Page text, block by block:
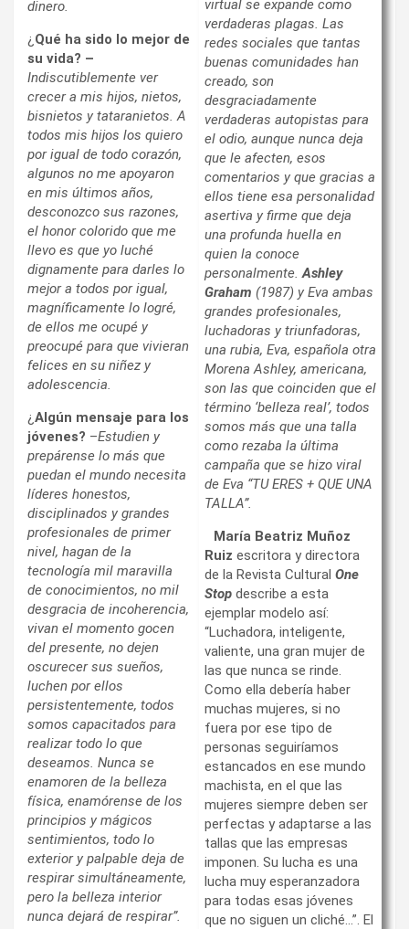
virtual se expande como
verdaderas plagas. Las
redes sociales que tantas
buenas comunidades han
creado, son
desgraciadamente
verdaderas autopistas para
el odio, aunque nunca deja
que le afecten, esos
comentarios y que gracias a
ellos tiene esa personalidad
asertiva y firme que deja
una profunda huella en
quien la conoce
personalmente.Ashley
Graham (1987) y Eva ambas
grandes profesionales,
luchadoras y triunfadoras,
una rubia, Eva, española otra
Morena Ashley, americana,
son las que coinciden que el
término ‘belleza real’, todos
somos más que una talla
como rezaba la última
campaña que se hizo viral
de Eva “TU ERES + QUE UNA
TALLA”.
María Beatriz Muñoz
Ruiz escritora y directora
de la Revista Cultural One
Stop describe a esta
ejemplar modelo así:
“Luchadora, inteligente,
valiente, una gran mujer de
las que nunca se rinde.
Como ella debería haber
muchas mujeres, si no
fuera por ese tipo de
personas seguiríamos
estancados en ese mundo
machista, en el que las
mujeres siempre deben ser
perfectas y adaptarse a las
tallas que las empresas
imponen. Su lucha es una
lucha muy esperanzadora
para todas esas jóvenes
que no siguen un cliché…”. El
dinero.
¿ Qué ha sido lo mejor de
su vida? –
Indiscutiblemente ver
crecer a mis hijos, nietos,
bisnietos y tataranietos. A
todos mis hijos los quiero
por igual de todo corazón,
algunos no me apoyaron
en mis últimos años,
desconozco sus razones,
el honor colorido que me
llevo es que yo luché
dignamente para darles lo
mejor a todos por igual,
magníficamente lo logré,
de ellos me ocupé y
preocupé para que vivieran
felices en su niñez y
adolescencia.
¿ Algún mensaje para los
jóvenes? –Estudien y
prepárense lo más que
puedan el mundo necesita
líderes honestos,
disciplinados y grandes
profesionales de primer
nivel, hagan de la
tecnología mil maravilla
de conocimientos, no mil
desgracia de incoherencia,
vivan el momento gocen
del presente, no dejen
oscurecer sus sueños,
luchen por ellos
persistentemente, todos
somos capacitados para
realizar todo lo que
deseamos. Nunca se
enamoren de la belleza
física, enamórense de los
principios y mágicos
sentimientos, todo lo
exterior y palpable deja de
respirar simultáneamente,
pero la belleza interior
nunca dejará de respirar”.